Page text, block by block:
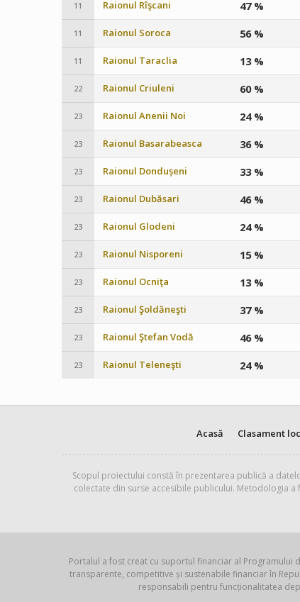
11 Raionul Rîşcani 47 %
11 Raionul Soroca 56 %
11 Raionul Taraclia 13 %
22 Raionul Criuleni 60 %
23 Raionul Anenii Noi 24 %
23 Raionul Basarabeasca 36 %
23 Raionul Dondușeni 33 %
23 Raionul Dubăsari 46 %
23 Raionul Glodeni 24 %
23 Raionul Nisporeni 15 %
23 Raionul Ocniţa 13 %
23 Raionul Şoldăneşti 37 %
23 Raionul Ştefan Vodă 46 %
23 Raionul Teleneşti 24 %
Acasă Clasament
Scopul proiectului constă în prezentarea publică a
colectate din surse accesibile publicului. Metodologia
Portalul a fost creat cu suportul financiar al Programului
transparente, competitive și sustenabile financiar în
responsabili pentru funcționalitatea